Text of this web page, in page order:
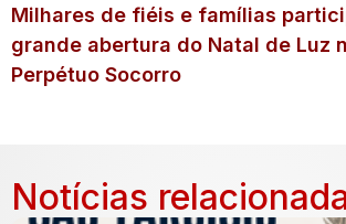
Milhares de fiéis e famílias
grande abertura do Natal de Luz
Perpétuo Socorro
Notícias